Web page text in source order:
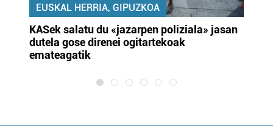
EUSKAL HERRIA, GIPUZKOA
KASek salatu du «jazarpen poliziala» jasan
dutela gose direnei ogitartekoak
emateagatik